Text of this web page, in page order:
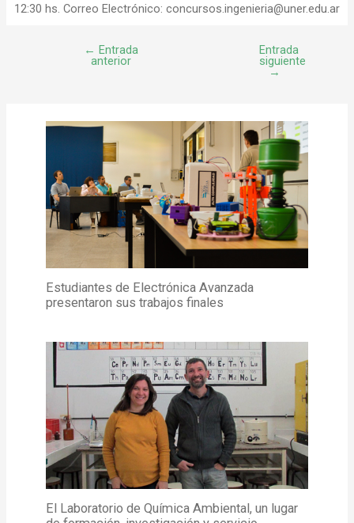
12:30 hs. Correo Electrónico: concursos.ingenieria@uner.edu.ar
← Entrada
anterior
Entrada
siguiente
→
Estudiantes de Electrónica Avanzada
presentaron sus trabajos finales
El Laboratorio de Química Ambiental, un lugar